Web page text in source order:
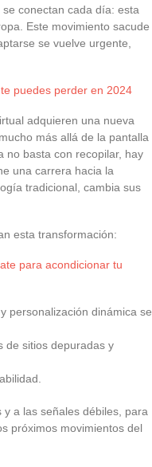
conectan cada día: esta
Este movimiento sacude
se vuelve urgente,
puedes perder en 2024
adquieren una nueva
más allá de la pantalla
no basta con recopilar, hay
una carrera hacia la
tradicional, cambia sus
esta transformación:
para acondicionar tu
personalización dinámica se
de sitios depuradas y
a las señales débiles, para
próximos movimientos del